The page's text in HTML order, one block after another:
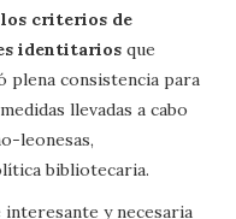
los criterios de
identitarios que
plena consistencia para
llevadas a cabo
leonesas,
bibliotecaria.
interesante y necesaria